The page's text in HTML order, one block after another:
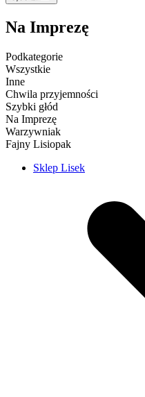
Na Imprezę
Podkategorie
Wszystkie
Inne
Chwila przyjemności
Szybki głód
Na Imprezę
Warzywniak
Fajny Lisiopak
Sklep Lisek